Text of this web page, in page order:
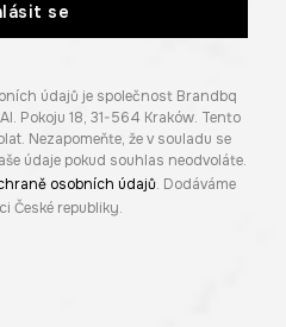
se
údajů je společnost Brandbq
Pokoju 18, 31-564 Kraków. Tento
Nezapomeňte, že v souladu se
údaje pokud souhlas neodvoláte.
osobních údajů. Dodáváme
České republiky.